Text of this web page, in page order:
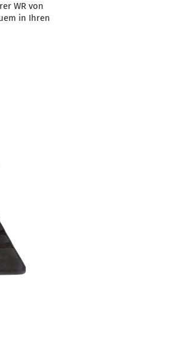
WR von
in Ihren